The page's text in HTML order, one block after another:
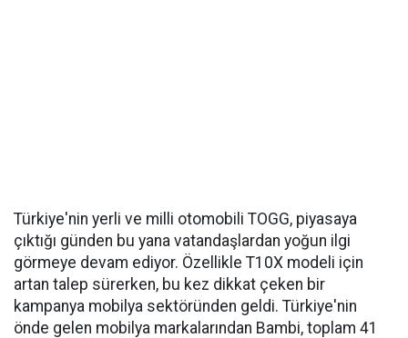
Türkiye'nin yerli ve milli otomobili TOGG, piyasaya
çıktığı günden bu yana vatandaşlardan yoğun ilgi
görmeye devam ediyor. Özellikle T10X modeli için
artan talep sürerken, bu kez dikkat çeken bir
kampanya mobilya sektöründen geldi. Türkiye'nin
önde gelen mobilya markalarından Bambi, toplam 41